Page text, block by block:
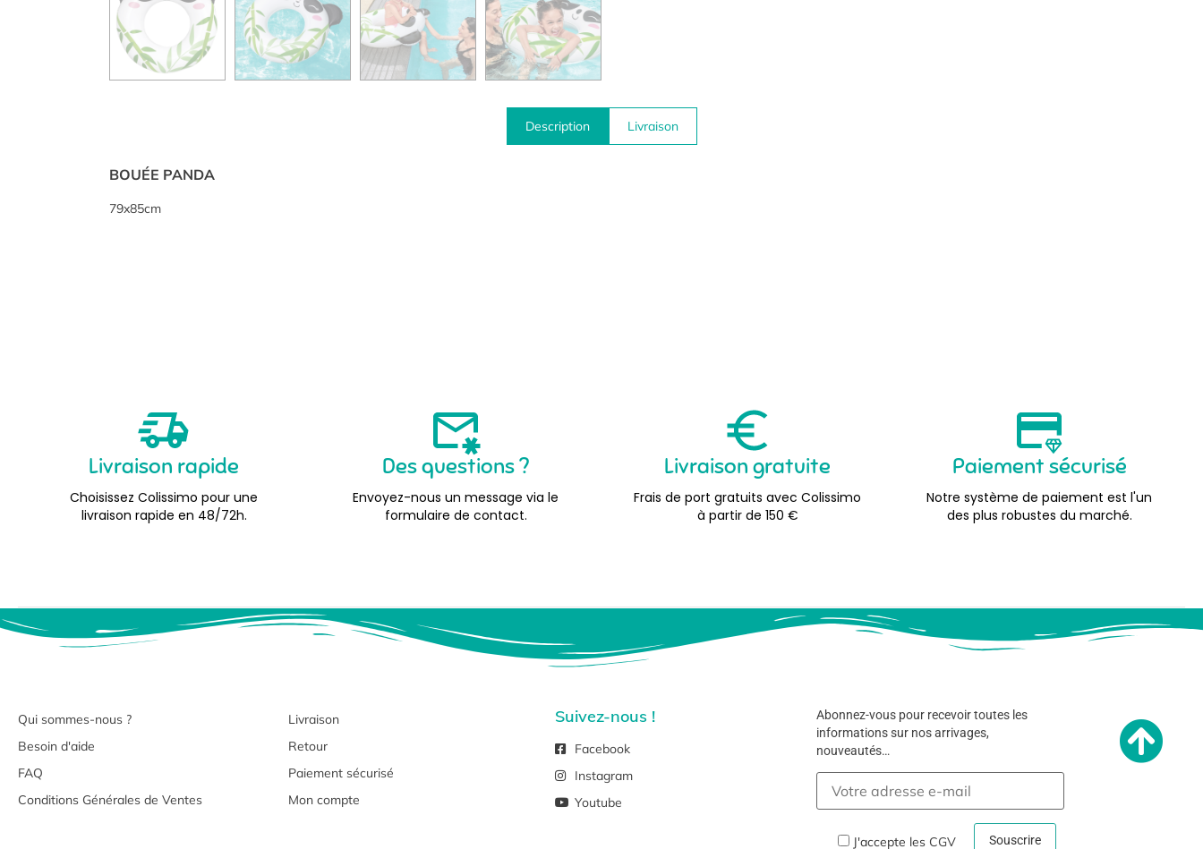
Description Livraison
BOUÉE PANDA
79x85cm
Livraison rapide
Choisissez Colissimo pour une
livraison rapide en 48/72h.
Des questions ?
Envoyez-nous un message via le
formulaire de contact.
Livraison gratuite
Frais de port gratuits avec Colissimo
à partir de 150 €
Paiement sécurisé
Notre système de paiement est l'un
des plus robustes du marché.
Qui sommes-nous ?
Besoin d'aide
FAQ
Conditions Générales de Ventes
Livraison
Retour
Paiement sécurisé
Mon compte
Suivez-nous !
Facebook
Instagram
Youtube
Abonnez-vous pour recevoir toutes les
informations sur nos arrivages,
nouveautés…
J'accepte les CGV